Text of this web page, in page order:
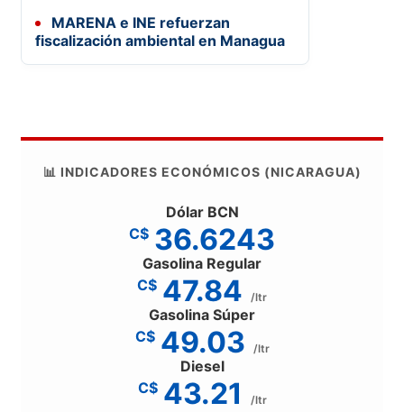
MARENA e INE refuerzan
fiscalización ambiental en Managua
📊 INDICADORES ECONÓMICOS (NICARAGUA)
Dólar BCN
C$ 36.6243
Gasolina Regular
C$ 47.84 /ltr
Gasolina Súper
C$ 49.03 /ltr
Diesel
C$ 43.21 /ltr